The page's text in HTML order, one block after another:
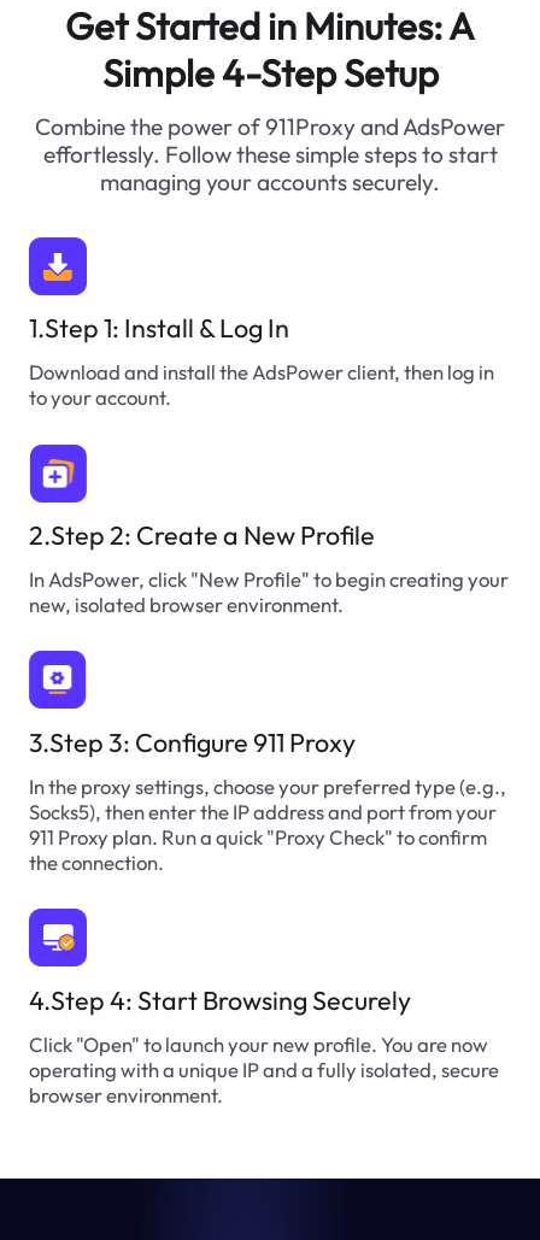
Get Started in Minutes: A
Simple 4-Step Setup
Combine the power of 911Proxy and AdsPower
effortlessly. Follow these simple steps to start
managing your accounts securely.
1.Step 1: Install & Log In
Download and install the AdsPower client, then log in
to your account.
2.Step 2: Create a New Profile
In AdsPower, click "New Profile" to begin creating your
new, isolated browser environment.
3.Step 3: Configure 911 Proxy
In the proxy settings, choose your preferred type (e.g.,
Socks5), then enter the IP address and port from your
911 Proxy plan. Run a quick "Proxy Check" to confirm
the connection.
4.Step 4: Start Browsing Securely
Click "Open" to launch your new profile. You are now
operating with a unique IP and a fully isolated, secure
browser environment.